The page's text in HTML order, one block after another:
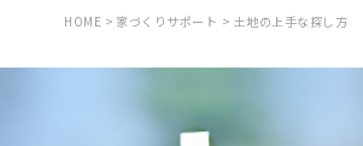
HOME > 家づくりサポート > 土地の上手な探し方